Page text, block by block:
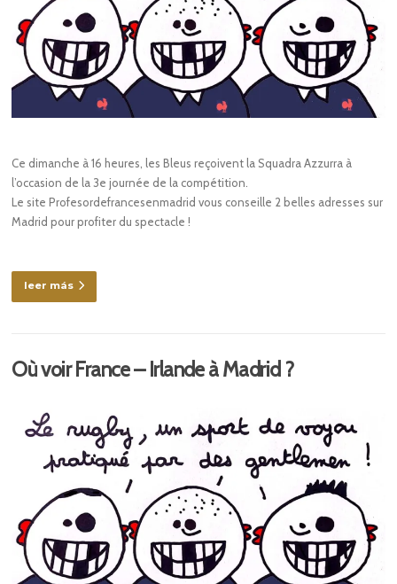
Ce dimanche à 16 heures, les Bleus reçoivent la Squadra Azzurra à
l’occasion de la 3e journée de la compétition.
Le site Profesordefrancesenmadrid vous conseille 2 belles adresses sur
Madrid pour profiter du spectacle !
leer más
Où voir France – Irlande à Madrid ?